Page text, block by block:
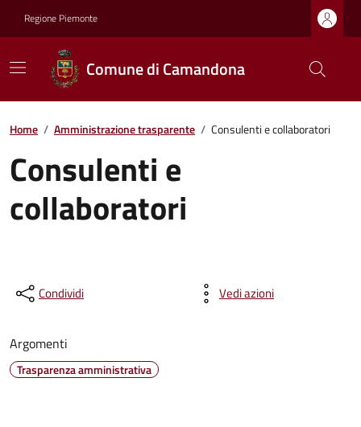
Regione Piemonte
Comune di Camandona
Home / Amministrazione trasparente / Consulenti e collaboratori
Consulenti e
collaboratori
Condividi Vedi azioni
Argomenti
Trasparenza amministrativa